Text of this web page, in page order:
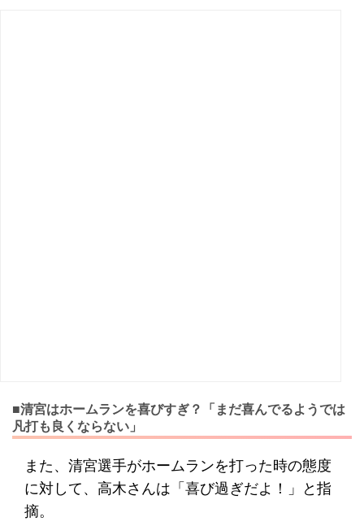
■清宮はホームランを喜びすぎ？「まだ喜んでるようでは
凡打も良くならない」
また、清宮選手がホームランを打った時の態度
に対して、高木さんは「喜び過ぎだよ！」と指
摘。